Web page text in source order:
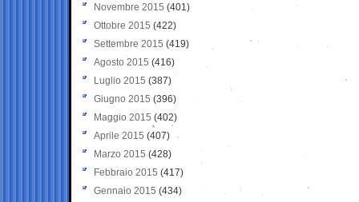
Novembre 2015 (401)
Ottobre 2015 (422)
Settembre 2015 (419)
Agosto 2015 (416)
Luglio 2015 (387)
Giugno 2015 (396)
Maggio 2015 (402)
Aprile 2015 (407)
Marzo 2015 (428)
Febbraio 2015 (417)
Gennaio 2015 (434)